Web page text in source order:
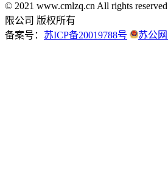
© 2021 www.cmlzq.cn All rights
限公司 版权所有
备案号： 苏ICP备20019788号 苏公